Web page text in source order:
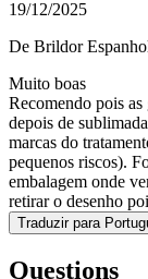
19/12/2025
De Brildor
Muito boas
Recomendo pois
depois de
marcas do
pequenos riscos).
embalagem onde
retirar o desenho
Traduzir para
Questions